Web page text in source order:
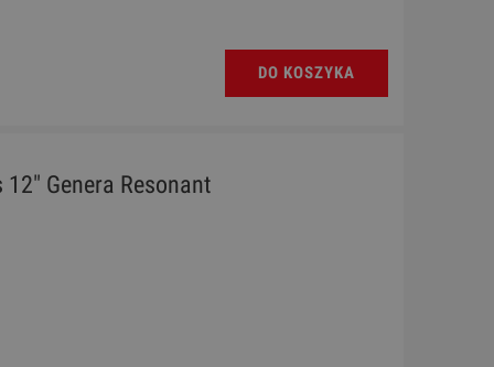
DO KOSZYKA
12" Genera Resonant